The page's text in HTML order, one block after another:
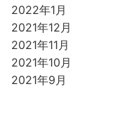
2022年1月
2021年12月
2021年11月
2021年10月
2021年9月